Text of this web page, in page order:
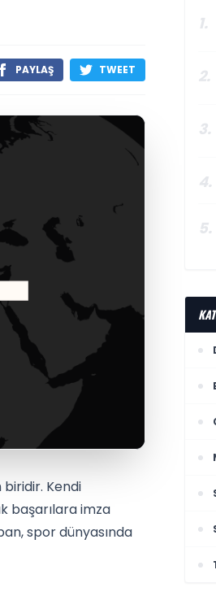
PAYLAŞ TWEET
biridir. Kendi
başarılara imza
spor dünyasında
1.
2.
3.
4.
5.